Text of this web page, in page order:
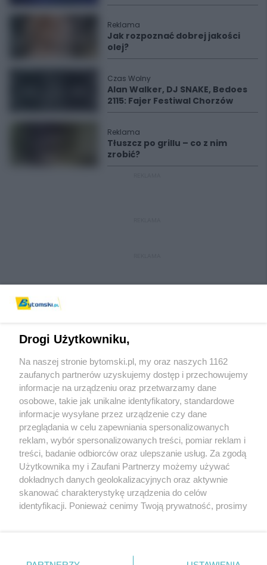
Reklama
Jak rozpoznać dobrej jakości
olej?
Czas Wolny
Alan Walker, DJ SNAKE, Bedoes
2115: Fajer Festiwal Chorzów
Reklama
Tłuszcz po grillu – co z nim
zrobić?
Wydawca mediów lokalnych
Nie zapomnij
zapoznać się z:
polityką prywatności regulamin korzystania z portali
Twojemiasto
Piekary Śląskie
Chorzów
Tarnowskie Góry
Skontaktuj sięz nami
Kontakt
Wydawca
Pogoda
Drogi Użytkowniku,
Na naszej stronie bytomski.pl, my oraz naszych 1162
zaufanych partnerów uzyskujemy dostęp i przechowujemy
informacje na urządzeniu oraz przetwarzamy dane
osobowe, takie jak unikalne identyfikatory, standardowe
informacje wysyłane przez urządzenie czy dane
przeglądania w celu zapewniania spersonalizowanych
reklam, wybór spersonalizowanych treści, pomiar reklam i
treści, badanie odbiorców oraz ulepszanie usług. Za zgodą
Użytkownika my i Zaufani Partnerzy możemy używać
dokładnych danych geolokalizacyjnych oraz aktywnie
skanować charakterystykę urządzenia do celów
identyfikacji. Ponieważ cenimy Twoją prywatność, prosimy
prywatności znajdujący się w lewym dolnym rogu strony